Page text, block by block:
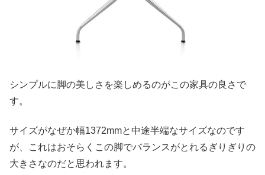
シンプルに脚の美しさを楽しめるのがこの家具の良さで
す。
サイズがなぜか幅1372mmと中途半端なサイズなのです
が、これはおそらくこの脚でバランスがとれるぎりぎりの
大きさなのだと思われます。